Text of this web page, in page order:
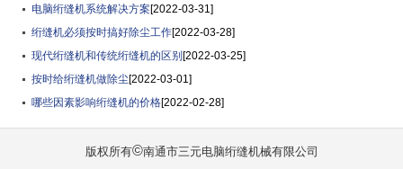
[2022-03-31]
电脑绗缝机系统解决方案
[2022-03-28]
绗缝机必须按时搞好除尘工作
[2022-03-25]
现代绗缝机和传统绗缝机的区别
[2022-03-01]
按时给绗缝机做除尘
[2022-02-28]
哪些因素影响绗缝机的价格
版权所有©南通市三元电脑绗缝机械有限公司